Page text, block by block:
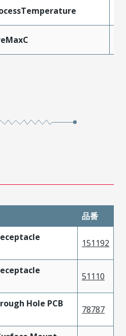
品番
151192
51110
Hole PCB
78787